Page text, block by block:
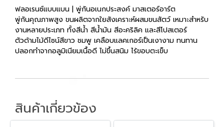
ฟลอเรนซ์แบบแบน | พู่กันอเนกประสงค์ มาสเตอร์อาร์ต
พู่กันคุณภาพสูง ขนผลิตจากใยสังเคราะห์ผสมขนสัตว์ เหมาะสำหรับ
งานหลายประเภท ทั้งสีน้ำ สีน้ำมัน สีอะคริลิค และสีโปสเตอร์
ตัวด้ามไม้ดีไซน์สีขาว ชมพู เคลือบแลคเกอร์เป็นเงางาม ทนทาน
ปลอกทำจากอลูมิเนียมเนื้อดี ไม่ขึ้นสนิม ไร้ขอบตะเข็บ
สินค้าเกี่ยวข้อง